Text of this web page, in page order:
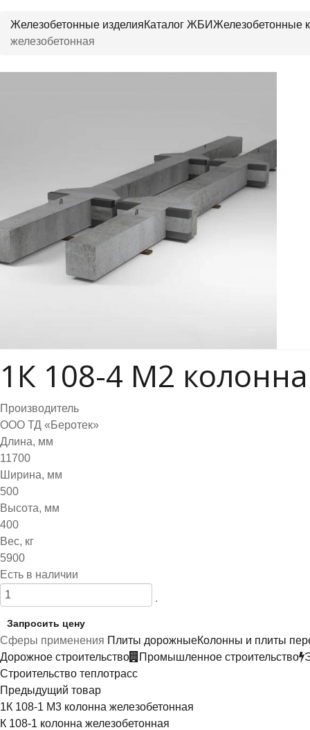
Железобетонные изделияКаталог ЖБИЖелезобетонные
железобетонная
1К 108-4 М2
Производитель
ООО ТД «Беротек»
Длина, мм
11700
Ширина, мм
500
Высота, мм
400
Вес, кг
5900
Есть в наличии
.
Запросить цену
Сферы применения Плиты дорожныеКолонны и плиты
Дорожное строительство
Промышленное строительство
Строительство теплотрасс
Предыдущий товар
1К 108-1 М3 колонна железобетонная
К 108-1 колонна железобетонная